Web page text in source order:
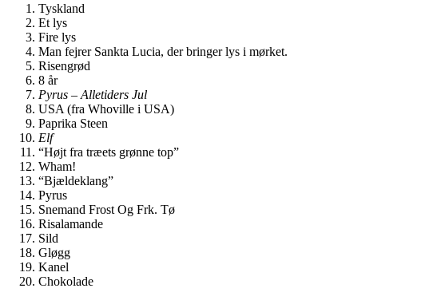
Tyskland
Et lys
Fire lys
Man fejrer Sankta Lucia, der bringer lys i mørket.
Risengrød
8 år
Pyrus – Alletiders Jul
USA (fra Whoville i USA)
Paprika Steen
Elf
“Højt fra træets grønne top”
Wham!
“Bjældeklang”
Pyrus
Snemand Frost Og Frk. Tø
Risalamande
Sild
Gløgg
Kanel
Chokolade